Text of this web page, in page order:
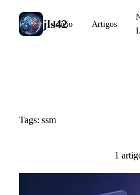
jls42
Início Artigos
Tags: ssm
1